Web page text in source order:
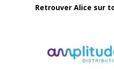
Retrouver Alice sur